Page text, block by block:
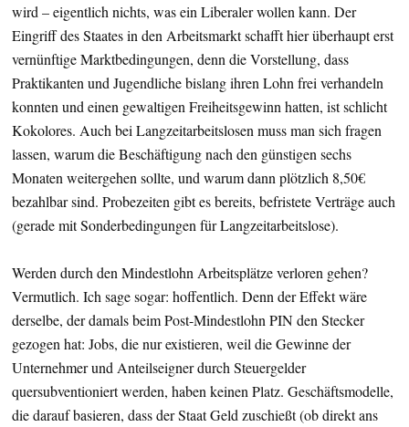
wird – eigentlich nichts, was ein Liberaler wollen kann. Der
Eingriff des Staates in den Arbeitsmarkt schafft hier überhaupt erst
vernünftige Marktbedingungen, denn die Vorstellung, dass
Praktikanten und Jugendliche bislang ihren Lohn frei verhandeln
konnten und einen gewaltigen Freiheitsgewinn hatten, ist schlicht
Kokolores. Auch bei Langzeitarbeitslosen muss man sich fragen
lassen, warum die Beschäftigung nach den günstigen sechs
Monaten weitergehen sollte, und warum dann plötzlich 8,50€
bezahlbar sind. Probezeiten gibt es bereits, befristete Verträge auch
(gerade mit Sonderbedingungen für Langzeitarbeitslose).
Werden durch den Mindestlohn Arbeitsplätze verloren gehen?
Vermutlich. Ich sage sogar: hoffentlich. Denn der Effekt wäre
derselbe, der damals beim Post-Mindestlohn PIN den Stecker
gezogen hat: Jobs, die nur existieren, weil die Gewinne der
Unternehmer und Anteilseigner durch Steuergelder
quersubventioniert werden, haben keinen Platz. Geschäftsmodelle,
die darauf basieren, dass der Staat Geld zuschießt (ob direkt ans